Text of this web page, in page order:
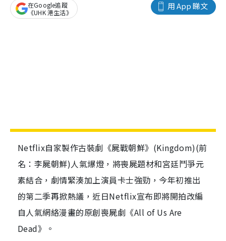
用 App 睇文
在Google追蹤
《UHK 港生活》
Netflix自家製作古裝劇《屍戰朝鮮》(Kingdom)(前
名：李屍朝鮮)人氣爆燈，將喪屍題材和宮廷鬥爭元
素結合，劇情緊湊加上演員卡士強勁，今年初推出
的第二季再掀熱議，近日Netflix宣布即將開拍改編
自人氣網絡漫畫的原創喪屍劇《All of Us Are
Dead》。